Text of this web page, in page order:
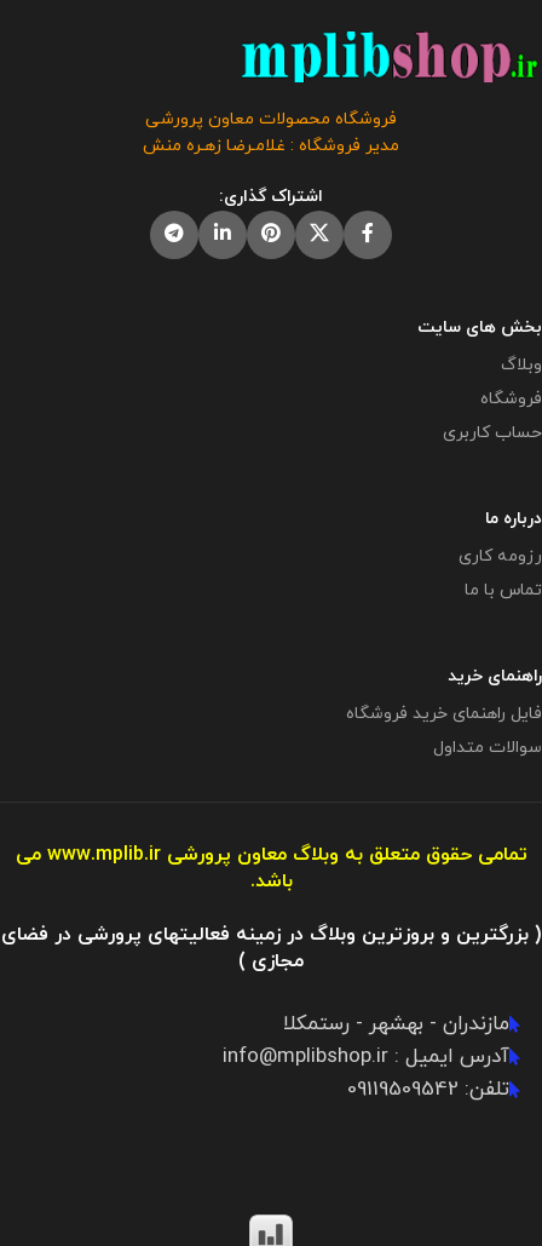
فروشگاه معاون پرورشی طراحی
گردید . حجم فايل : 9.80 مگابايت
کلیه حقوق این برنامه متعلق به
فروشگاه معاون پرورشی می باشد و
فروش و انتشار رایگان این برنامه
توسط دیگران مورد رضایت ما نیست
دو طرح رنگی و ساده توسط فروشگاه
معاون پرورشی طراحی گردید . حجم
برنامه متعلق به فروشگاه معاون
پرورشی می باشد و فروش و انتشار
رضایت ما نیست و شرعا حرام می
باشد .
فروشگاه محصولات معاون پرورشی
مدیر فروشگاه : غلامـرضا زهـره منش
اشتراک گذاری:
بخش های سایت
وبلاگ
فروشگاه
حساب کاربری
درباره ما
رزومه کاری
تماس با ما
راهنمای خرید
فایل راهنمای خرید فروشگاه
سوالات متداول
تمامی حقوق متعلق به وبلاگ معاون پرورشیwww.mplib.ir می
باشد.
( بزرگترین و بروزترین وبلاگ در زمینه فعالیتهای پرورشی در فضای
مجازی )
مازندران - بهشهر - رستمکلا
آدرس ایمیل : info@mplibshop.ir
تلفن: 09119509542​